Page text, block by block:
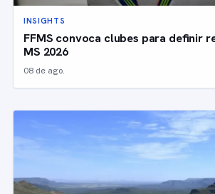
INSIGHTS
FFMS convoca clubes para definir
MS 2026
08 de ago.